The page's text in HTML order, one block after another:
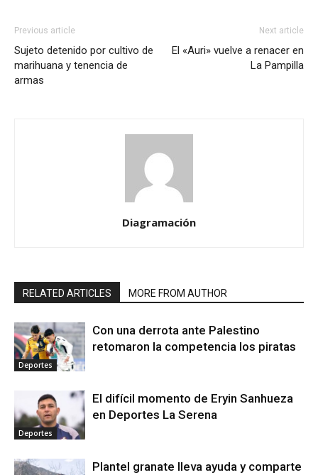
Previous article
Sujeto detenido por cultivo de
marihuana y tenencia de
armas
Next article
El «Auri» vuelve a renacer en
La Pampilla
Diagramación
RELATED ARTICLES MORE FROM AUTHOR
Deportes
Con una derrota ante Palestino
retomaron la competencia los piratas
Deportes
El difícil momento de Eryin Sanhueza
en Deportes La Serena
Plantel granate lleva ayuda y comparte